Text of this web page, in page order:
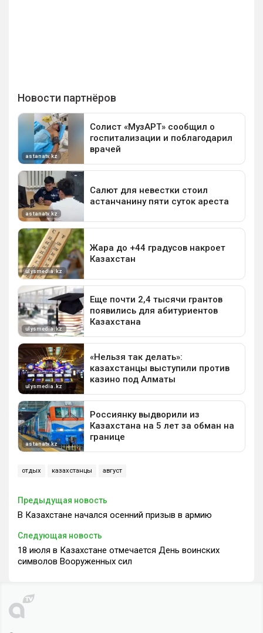
отдых казахстанцы август
Предыдущая новость
В Казахстане начался осенний призыв в армию
Следующая новость
18 июля в Казахстане отмечается День воинских
символов Вооруженных сил